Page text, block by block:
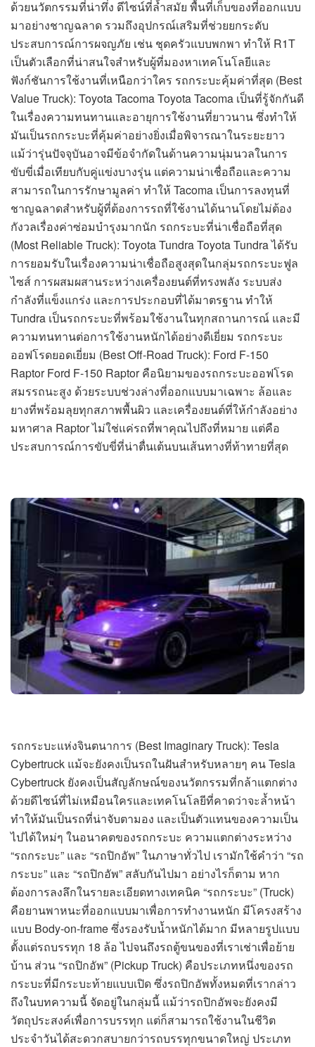
ด้วยนวัตกรรมที่น่าทึ่ง ดีไซน์ที่ล้ำสมัย พื้นที่เก็บของที่ออกแบบ
มาอย่างชาญฉลาด รวมถึงอุปกรณ์เสริมที่ช่วยยกระดับ
ประสบการณ์การผจญภัย เช่น ชุดครัวแบบพกพา ทำให้ R1T
เป็นตัวเลือกที่น่าสนใจสำหรับผู้ที่มองหาเทคโนโลยีและ
ฟังก์ชันการใช้งานที่เหนือกว่าใคร รถกระบะคุ้มค่าที่สุด (Best
Value Truck): Toyota Tacoma Toyota Tacoma เป็นที่รู้จักกันดี
ในเรื่องความทนทานและอายุการใช้งานที่ยาวนาน ซึ่งทำให้
มันเป็นรถกระบะที่คุ้มค่าอย่างยิ่งเมื่อพิจารณาในระยะยาว
แม้ว่ารุ่นปัจจุบันอาจมีข้อจำกัดในด้านความนุ่มนวลในการ
ขับขี่เมื่อเทียบกับคู่แข่งบางรุ่น แต่ความน่าเชื่อถือและความ
สามารถในการรักษามูลค่า ทำให้ Tacoma เป็นการลงทุนที่
ชาญฉลาดสำหรับผู้ที่ต้องการรถที่ใช้งานได้นานโดยไม่ต้อง
กังวลเรื่องค่าซ่อมบำรุงมากนัก รถกระบะที่น่าเชื่อถือที่สุด
(Most Reliable Truck): Toyota Tundra Toyota Tundra ได้รับ
การยอมรับในเรื่องความน่าเชื่อถือสูงสุดในกลุ่มรถกระบะฟูล
ไซส์ การผสมผสานระหว่างเครื่องยนต์ที่ทรงพลัง ระบบส่ง
กำลังที่แข็งแกร่ง และการประกอบที่ได้มาตรฐาน ทำให้
Tundra เป็นรถกระบะที่พร้อมใช้งานในทุกสถานการณ์ และมี
ความทนทานต่อการใช้งานหนักได้อย่างดีเยี่ยม รถกระบะ
ออฟโรดยอดเยี่ยม (Best Off-Road Truck): Ford F-150
Raptor Ford F-150 Raptor คือนิยามของรถกระบะออฟโรด
สมรรถนะสูง ด้วยระบบช่วงล่างที่ออกแบบมาเฉพาะ ล้อและ
ยางที่พร้อมลุยทุกสภาพพื้นผิว และเครื่องยนต์ที่ให้กำลังอย่าง
มหาศาล Raptor ไม่ใช่แค่รถที่พาคุณไปถึงที่หมาย แต่คือ
ประสบการณ์การขับขี่ที่น่าตื่นเต้นบนเส้นทางที่ท้าทายที่สุด
รถกระบะแห่งจินตนาการ (Best Imaginary Truck): Tesla
Cybertruck แม้จะยังคงเป็นรถในฝันสำหรับหลายๆ คน Tesla
Cybertruck ยังคงเป็นสัญลักษณ์ของนวัตกรรมที่กล้าแตกต่าง
ด้วยดีไซน์ที่ไม่เหมือนใครและเทคโนโลยีที่คาดว่าจะล้ำหน้า
ทำให้มันเป็นรถที่น่าจับตามอง และเป็นตัวแทนของความเป็น
ไปได้ใหม่ๆ ในอนาคตของรถกระบะ ความแตกต่างระหว่าง
“รถกระบะ” และ “รถปิกอัพ” ในภาษาทั่วไป เรามักใช้คำว่า “รถ
กระบะ” และ “รถปิกอัพ” สลับกันไปมา อย่างไรก็ตาม หาก
ต้องการลงลึกในรายละเอียดทางเทคนิค “รถกระบะ” (Truck)
คือยานพาหนะที่ออกแบบมาเพื่อการทำงานหนัก มีโครงสร้าง
แบบ Body-on-frame ซึ่งรองรับน้ำหนักได้มาก มีหลายรูปแบบ
ตั้งแต่รถบรรทุก 18 ล้อ ไปจนถึงรถตู้ขนของที่เราเช่าเพื่อย้าย
บ้าน ส่วน “รถปิกอัพ” (Pickup Truck) คือประเภทหนึ่งของรถ
กระบะที่มีกระบะท้ายแบบเปิด ซึ่งรถปิกอัพทั้งหมดที่เรากล่าว
ถึงในบทความนี้ จัดอยู่ในกลุ่มนี้ แม้ว่ารถปิกอัพจะยังคงมี
วัตถุประสงค์เพื่อการบรรทุก แต่ก็สามารถใช้งานในชีวิต
ประจำวันได้สะดวกสบายกว่ารถบรรทุกขนาดใหญ่ ประเภท